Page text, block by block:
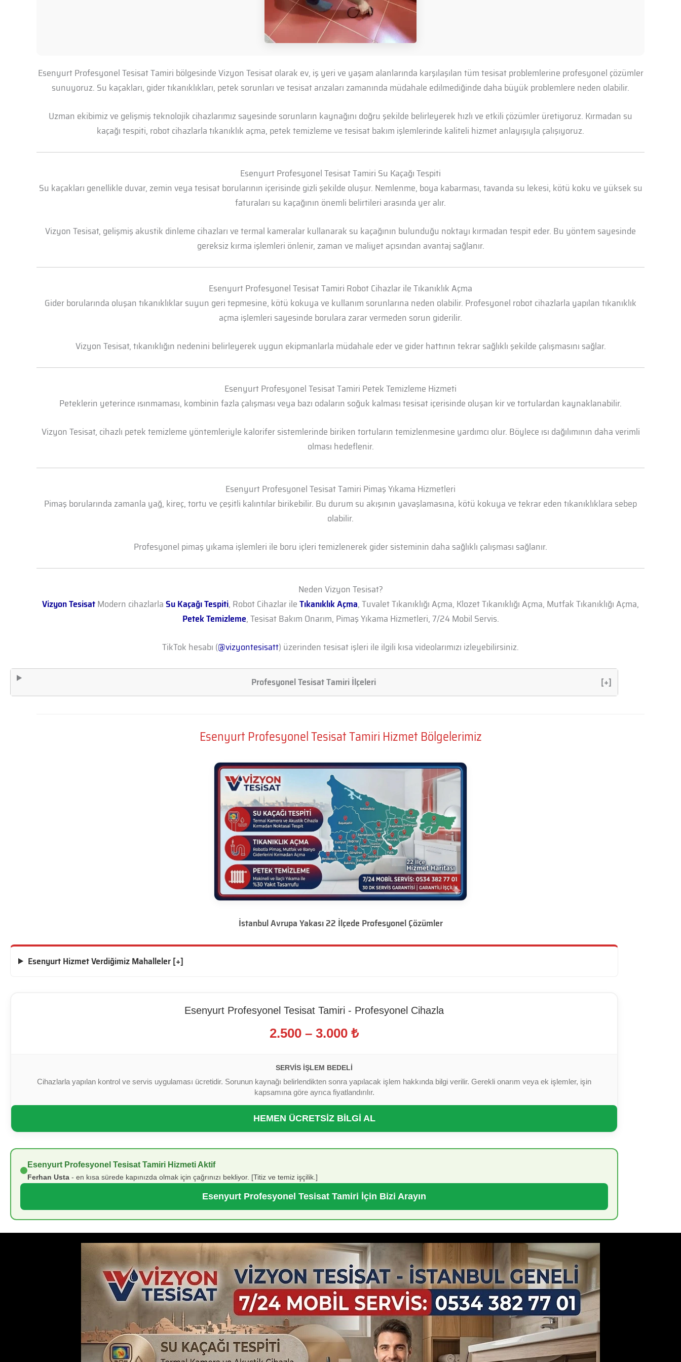
Esenyurt Profesyonel Tesisat Tamiri bölgesinde Vizyon Tesisat olarak ev, iş yeri ve yaşam alanlarında karşılaşılan tüm tesisat problemlerine profesyonel çözümler
sunuyoruz. Su kaçakları, gider tıkanıklıkları, petek sorunları ve tesisat arızaları zamanında müdahale edilmediğinde daha büyük problemlere neden olabilir.
Uzman ekibimiz ve gelişmiş teknolojik cihazlarımız sayesinde sorunların kaynağını doğru şekilde belirleyerek hızlı ve etkili çözümler üretiyoruz. Kırmadan su
kaçağı tespiti, robot cihazlarla tıkanıklık açma, petek temizleme ve tesisat bakım işlemlerinde kaliteli hizmet anlayışıyla çalışıyoruz.
Esenyurt Profesyonel Tesisat Tamiri Su Kaçağı Tespiti
Su kaçakları genellikle duvar, zemin veya tesisat borularının içerisinde gizli şekilde oluşur. Nemlenme, boya kabarması, tavanda su lekesi, kötü koku ve yüksek su
faturaları su kaçağının önemli belirtileri arasında yer alır.
Vizyon Tesisat, gelişmiş akustik dinleme cihazları ve termal kameralar kullanarak su kaçağının bulunduğu noktayı kırmadan tespit eder. Bu yöntem sayesinde
gereksiz kırma işlemleri önlenir, zaman ve maliyet açısından avantaj sağlanır.
Esenyurt Profesyonel Tesisat Tamiri Robot Cihazlar ile Tıkanıklık Açma
Gider borularında oluşan tıkanıklıklar suyun geri tepmesine, kötü kokuya ve kullanım sorunlarına neden olabilir. Profesyonel robot cihazlarla yapılan tıkanıklık
açma işlemleri sayesinde borulara zarar vermeden sorun giderilir.
Vizyon Tesisat, tıkanıklığın nedenini belirleyerek uygun ekipmanlarla müdahale eder ve gider hattının tekrar sağlıklı şekilde çalışmasını sağlar.
Esenyurt Profesyonel Tesisat Tamiri Petek Temizleme Hizmeti
Peteklerin yeterince ısınmaması, kombinin fazla çalışması veya bazı odaların soğuk kalması tesisat içerisinde oluşan kir ve tortulardan kaynaklanabilir.
Vizyon Tesisat, cihazlı petek temizleme yöntemleriyle kalorifer sistemlerinde biriken tortuların temizlenmesine yardımcı olur. Böylece ısı dağılımının daha verimli
olması hedeflenir.
Esenyurt Profesyonel Tesisat Tamiri Pimaş Yıkama Hizmetleri
Pimaş borularında zamanla yağ, kireç, tortu ve çeşitli kalıntılar birikebilir. Bu durum su akışının yavaşlamasına, kötü kokuya ve tekrar eden tıkanıklıklara sebep
olabilir.
Profesyonel pimaş yıkama işlemleri ile boru içleri temizlenerek gider sisteminin daha sağlıklı çalışması sağlanır.
Neden Vizyon Tesisat?
Vizyon TesisatModern cihazlarlaSu Kaçağı Tespiti, Robot Cihazlar ileTıkanıklık Açma, Tuvalet Tıkanıklığı Açma, Klozet Tıkanıklığı Açma, Mutfak Tıkanıklığı Açma,
Petek Temizleme, Tesisat Bakım Onarım, Pimaş Yıkama Hizmetleri, 7/24 Mobil Servis.
TikTok hesabı (@vizyontesisatt) üzerinden tesisat işleri ile ilgili kısa videolarımızı izleyebilirsiniz.
Profesyonel Tesisat Tamiri İlçeleri [+]
Esenyurt Profesyonel Tesisat Tamiri Hizmet Bölgelerimiz
İstanbul Avrupa Yakası 22 İlçede Profesyonel Çözümler
Esenyurt Hizmet Verdiğimiz Mahalleler [+]
Esenyurt Profesyonel Tesisat Tamiri - Profesyonel Cihazla
2.500 – 3.000 ₺
SERVIS İŞLEM BEDELI
Cihazlarla yapılan kontrol ve servis uygulaması ücretidir. Sorunun kaynağı belirlendikten sonra yapılacak işlem hakkında bilgi verilir. Gerekli onarım veya ek işlemler, işin
kapsamına göre ayrıca fiyatlandırılır.
HEMEN ÜCRETSİZ BİLGİ AL
Esenyurt Profesyonel Tesisat Tamiri Hizmeti Aktif
Ferhan Usta - en kısa sürede kapınızda olmak için çağrınızı bekliyor. [Titiz ve temiz işçilik.]
Esenyurt Profesyonel Tesisat Tamiri İçin Bizi Arayın